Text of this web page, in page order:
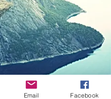
Kumisevantie 460
Email Facebook